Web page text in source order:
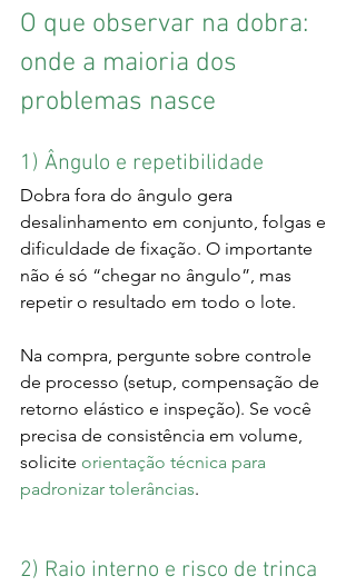
O que observar na dobra:
onde a maioria dos
problemas nasce
1) Ângulo e repetibilidade
Dobra fora do ângulo gera
desalinhamento em conjunto, folgas e
dificuldade de fixação. O importante
não é só “chegar no ângulo”, mas
repetir o resultado em todo o lote.
Na compra, pergunte sobre controle
de processo (setup, compensação de
retorno elástico e inspeção). Se você
precisa de consistência em volume,
solicite orientação técnica para
padronizar tolerâncias.
2) Raio interno e risco de trinca